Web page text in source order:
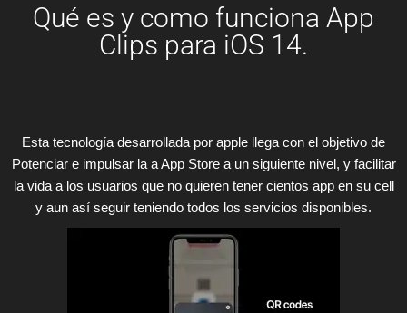
Qué es y como funciona App
Clips para iOS 14.
Esta tecnología desarrollada por apple llega con el objetivo de
Potenciar e impulsar la a App Store a un siguiente nivel, y facilitar
la vida a los usuarios que no quieren tener cientos app en su cell
y aun así seguir teniendo todos los servicios disponibles.